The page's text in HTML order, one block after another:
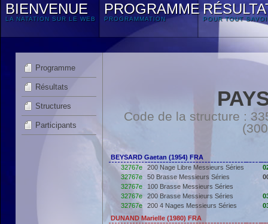
BIENVENUE
LA NATATION SUR LE WEB
PROGRAMME
PROGRAMMATION POUR TOUT
Programme
Résultats
Structures
Participants
Code de la structure :
BEYSARD Gaetan (1954) FRA
32767e
200 Nage Libre Messieurs Séries
32767e
50 Brasse Messieurs Séries
32767e
100 Brasse Messieurs Séries
32767e
200 Brasse Messieurs Séries
32767e
200 4 Nages Messieurs Séries
DUNAND Marielle (1980) FRA